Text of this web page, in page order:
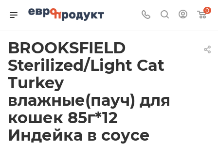
0
BROOKSFIELD
Sterilized/Light Cat
Turkey
влажные(пауч) для
кошек 85г*12
Индейка в соусе